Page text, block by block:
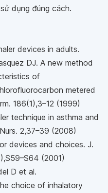
dụng đúng cách.
devices in adults.
DJ. A new method
of
metered
186(1),3–12 (1999)
technique in asthma and
2,37–39 (2008)
devices and choices. J.
(2001)
D et al.
choice of inhalatory